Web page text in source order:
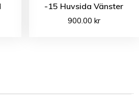
-15 Huvsida Vänster
900.00 kr